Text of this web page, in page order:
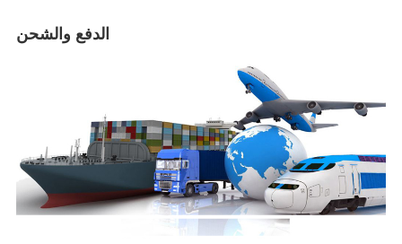
الدفع والشحن